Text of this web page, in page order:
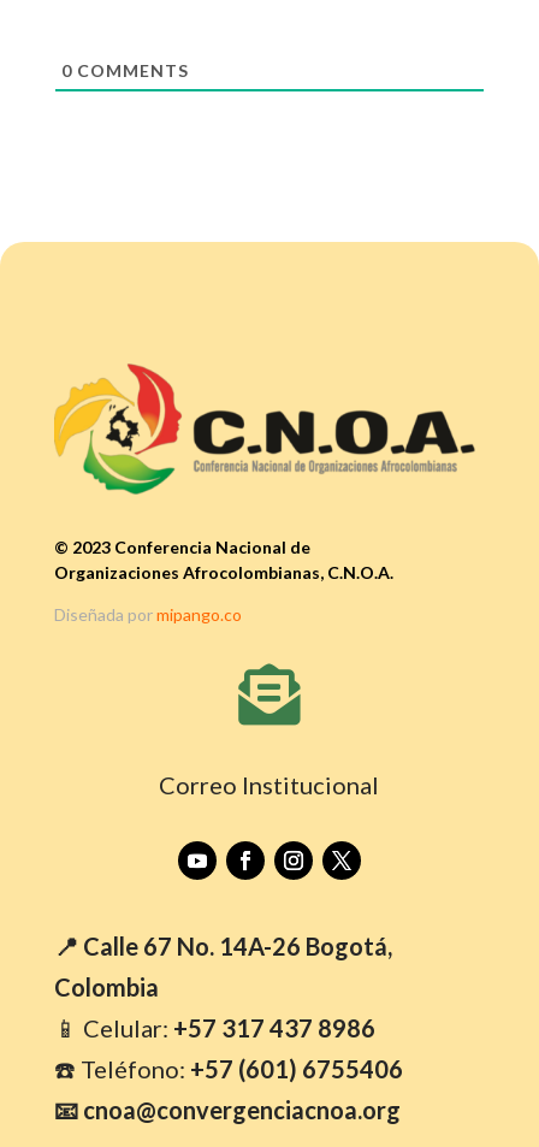
0COMMENTS
© 2023 Conferencia Nacional de
Organizaciones Afrocolombianas, C.N.O.A.
Diseñada pormipango.co

Correo Institucional
📍 Calle 67 No. 14A-26 Bogotá,
Colombia
📱 Celular: +57 317 437 8986
☎️ Teléfono: +57 (601) 6755406
📧 cnoa@convergenciacnoa.org